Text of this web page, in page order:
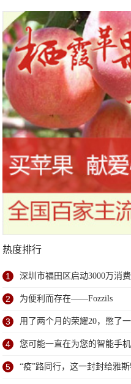
热度排行
1 深圳市福田区启动3000万消
2 为便利而存在——Fozzils
3 用了两个月的荣耀20，憋了
4 您可能一直在为您的智能手
5 “疫”路同行，这一封封给雅